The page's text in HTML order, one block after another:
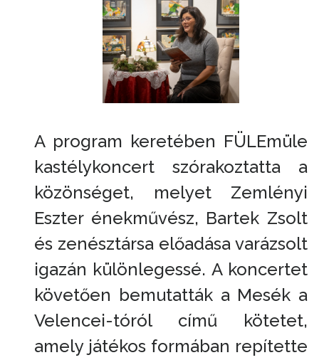
A program keretében FÜLEmüle
kastélykoncert szórakoztatta a
közönséget, melyet Zemlényi
Eszter énekművész, Bartek Zsolt
és zenésztársa előadása varázsolt
igazán különlegessé. A koncertet
követően bemutatták a Mesék a
Velencei-tóról című kötetet,
amely játékos formában repítette